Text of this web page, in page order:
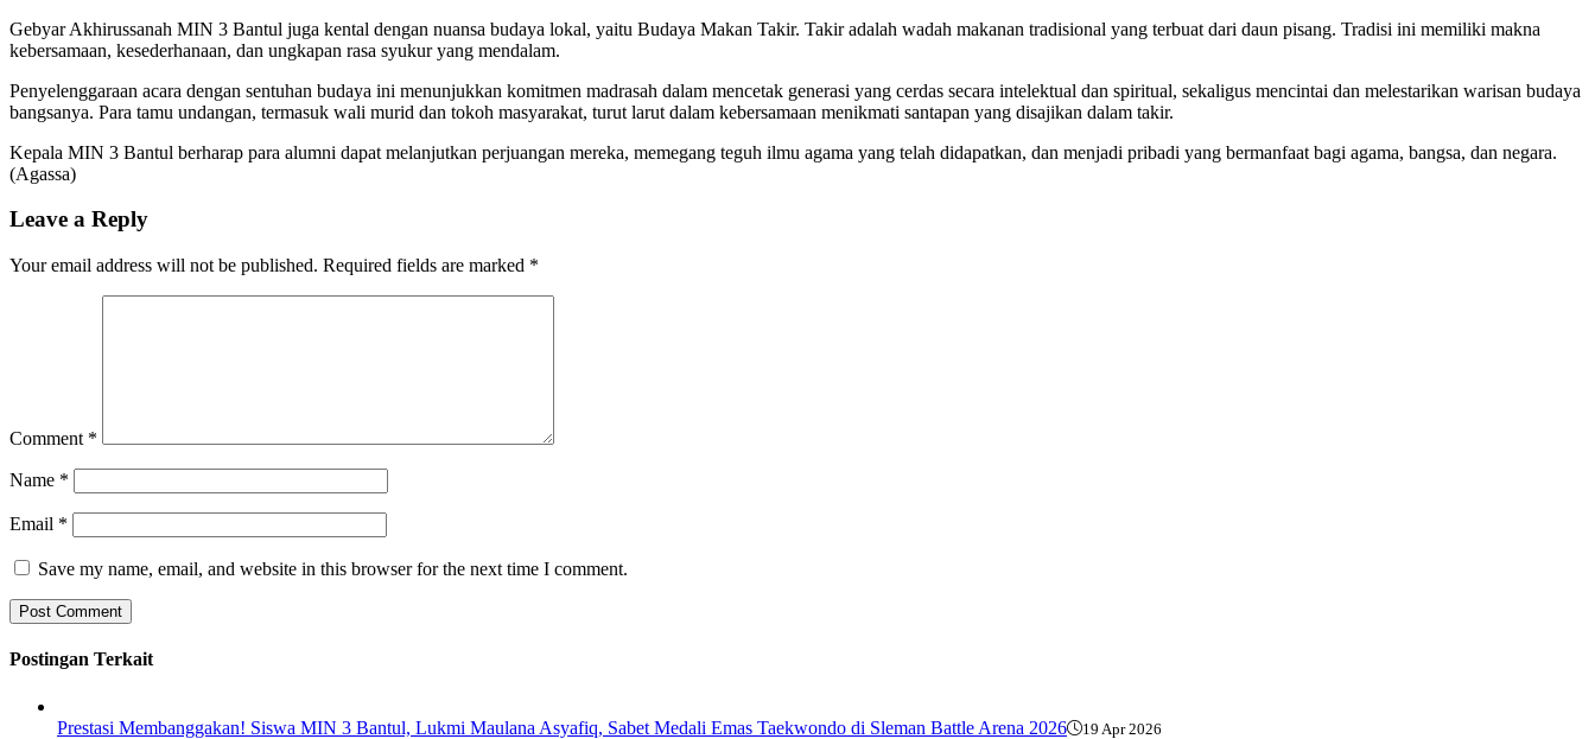
Gebyar Akhirussanah MIN 3 Bantul juga kental dengan nuansa budaya lokal, yaitu Budaya Makan Takir. Takir adalah wadah makanan tradisional yang terbuat dari daun pisang. Tradisi ini memiliki makna
kebersamaan, kesederhanaan, dan ungkapan rasa syukur yang mendalam.
Penyelenggaraan acara dengan sentuhan budaya ini menunjukkan komitmen madrasah dalam mencetak generasi yang cerdas secara intelektual dan spiritual, sekaligus mencintai dan melestarikan warisan budaya
bangsanya. Para tamu undangan, termasuk wali murid dan tokoh masyarakat, turut larut dalam kebersamaan menikmati santapan yang disajikan dalam takir.
​Kepala MIN 3 Bantul berharap para alumni dapat melanjutkan perjuangan mereka, memegang teguh ilmu agama yang telah didapatkan, dan menjadi pribadi yang bermanfaat bagi agama, bangsa, dan negara.
(Agassa)
Leave a Reply
Your email address will not be published. Required fields are marked *
Comment *
Name *
Email *
Save my name, email, and website in this browser for the next time I comment.
Postingan Terkait
Prestasi Membanggakan! Siswa MIN 3 Bantul, Lukmi Maulana Asyafiq, Sabet Medali Emas Taekwondo di Sleman Battle Arena 2026 19 Apr 2026